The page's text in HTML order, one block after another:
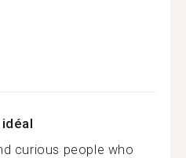
curious people who